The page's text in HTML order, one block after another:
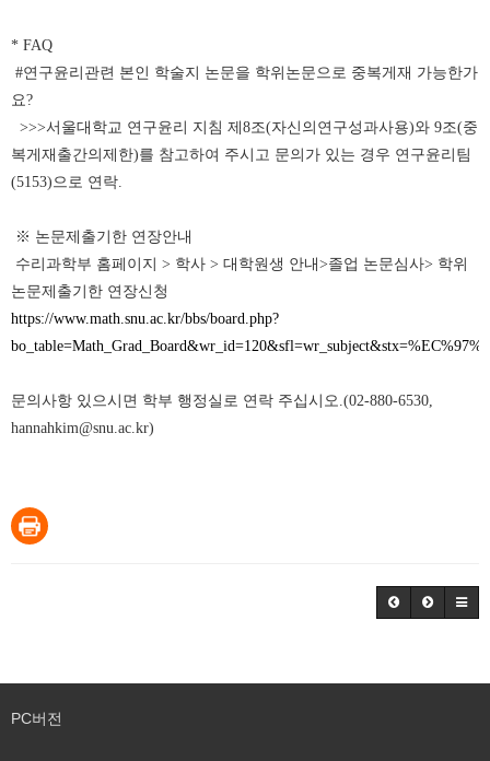
* FAQ
#연구윤리관련 본인 학술지 논문을 학위논문으로 중복게재 가능한가
요?
>>>서울대학교 연구윤리 지침 제8조(자신의연구성과사용)와 9조(중
복게재출간의제한)를 참고하여 주시고 문의가 있는 경우 연구윤리팀
(5153)으로 연락.
※ 논문제출기한 연장안내
수리과학부 홈페이지 > 학사 > 대학원생 안내>졸업 논문심사> 학위
논문제출기한 연장신청
https://www.math.snu.ac.kr/bbs/board.php?
문의사항 있으시면 학부 행정실로 연락 주십시오.(02-880-6530,
hannahkim@snu.ac.kr)
PC버전